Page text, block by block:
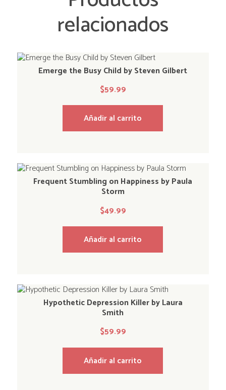
relacionados
Emerge the Busy Child by Steven Gilbert
$59.99
Añadir al carrito
Frequent Stumbling on Happiness by Paula
Storm
$49.99
Añadir al carrito
Hypothetic Depression Killer by Laura
Smith
$59.99
Añadir al carrito